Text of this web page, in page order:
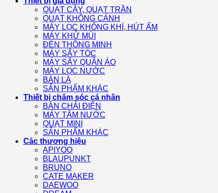
QUẠT CÂY, QUẠT TRẦN
QUẠT KHÔNG CÁNH
MÁY LỌC KHÔNG KHÍ, HÚT ẨM
MÁY KHỬ MÙI
ĐÈN THÔNG MINH
MÁY SẤY TÓC
MÁY SẤY QUẦN ÁO
MÁY LỌC NƯỚC
BÀN LÀ
SẢN PHẨM KHÁC
Thiết bị chăm sóc cá nhân
BÀN CHẢI ĐIỆN
MÁY TĂM NƯỚC
QUẠT MINI
SẢN PHẨM KHÁC
Các thương hiệu
APIYOO
BLAUPUNKT
BRUNO
CATE MAKER
DAEWOO